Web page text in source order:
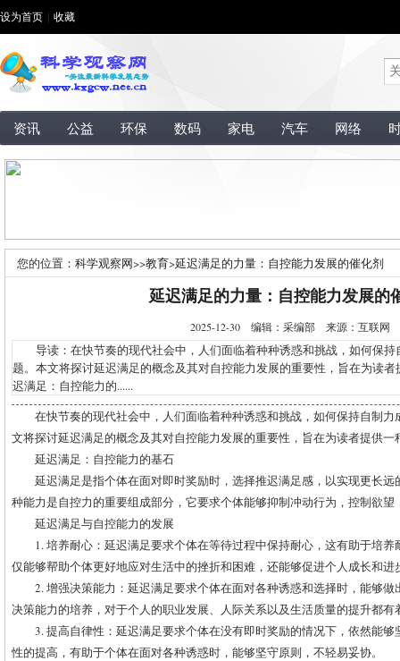
设为首页 收藏
资讯 公益 环保 数码 家电 汽车 网络
您的位置： 科学观察网>>教育>延迟满足的力量：自控能力发展的催化剂
延迟满足的力量：自控能力发展的
2025-12-30 编辑：采编部 来源：互联网
导读：在快节奏的现代社会中，人们面临着种种诱惑和挑战，如何保持
题。本文将探讨延迟满足的概念及其对自控能力发展的重要性，旨在为读
迟满足：自控能力的......
在快节奏的现代社会中，人们面临着种种诱惑和挑战，如何保持自制
文将探讨延迟满足的概念及其对自控能力发展的重要性，旨在为读者提供
延迟满足：自控能力的基石
延迟满足是指个体在面对即时奖励时，选择推迟满足感，以实现更长
种能力是自控力的重要组成部分，它要求个体能够抑制冲动行为，控制欲
延迟满足与自控能力的发展
1. 培养耐心：延迟满足要求个体在等待过程中保持耐心，这有助于培
仅能够帮助个体更好地应对生活中的挫折和困难，还能够促进个人成长和进
2. 增强决策能力：延迟满足要求个体在面对各种诱惑和选择时，能够
决策能力的培养，对于个人的职业发展、人际关系以及生活质量的提升都有
3. 提高自律性：延迟满足要求个体在没有即时奖励的情况下，依然能
性的提高，有助于个体在面对各种诱惑时，能够坚守原则，不轻易妥协。